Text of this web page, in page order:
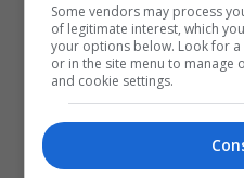
Some vendors may process
of legitimate interest, which
your options below. Look for
or in the site menu to manage
and cookie settings.